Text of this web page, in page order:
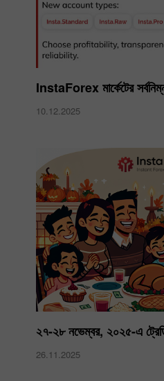
InstaForex মার্কেটের
10.12.2025
২৭-২৮ নভেম্বর, ২০২৫-এ
26.11.2025